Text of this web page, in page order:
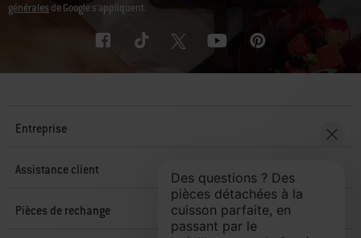
généralesde Google s’appliquent.
Entreprise
Assistance client
Pièces de rechange